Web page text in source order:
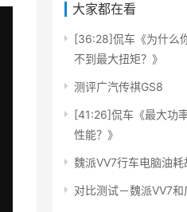
大家都在看
[36:28]侃车《为什么
不到最大扭矩？》
测评广汽传祺GS8
[41:26]侃车《最大功
性能？》
魏派VV7行车电脑油
对比测试－魏派VV7